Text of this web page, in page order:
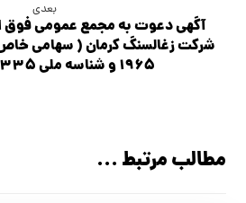
بعدی
آگهی دعوت به مجمع عمومی فوق
شرکت زغالسنگ کرمان ( سهامی
۱۹۶۵ و شناسه ملی ۱۰۶۳۰۱۰۱۳۳۵
مطالب مرتبط ...